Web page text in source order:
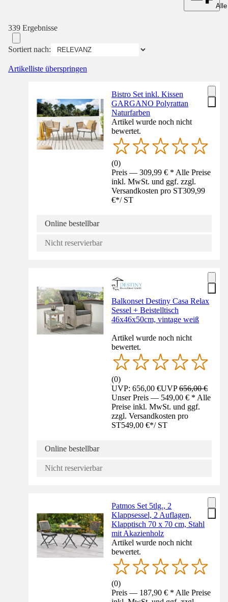
339 Ergebnisse
Sortiert nach:
Artikelliste überspringen
Bistro Set inkl. Kissen
GARGANO Polyrattan
Naturfarben
Artikel wurde noch nicht
bewertet.
(0)
Preis — 309,99 € * Alle Preise
inkl. MwSt. und ggf. zzgl.
Versandkosten pro ST309,99
€*/ ST
Online bestellbar
Nicht reservierbar
Balkonset Destiny Casa Relax
Sessel + Beistelltisch
46x46x50cm, vintage weiß
Artikel wurde noch nicht
bewertet.
(0)
UVP: 656,00 €UVP656,00 €
Unser Preis — 549,00 € * Alle
Preise inkl. MwSt. und ggf.
zzgl. Versandkosten pro
ST549,00 €*/ ST
Online bestellbar
Nicht reservierbar
Patmos Set 5tlg., 2
Klappsessel, 2 Auflagen,
Klapptisch 70 x 70 cm, Stahl
mit Akazienholz
Artikel wurde noch nicht
bewertet.
(0)
Preis — 187,90 € * Alle Preise